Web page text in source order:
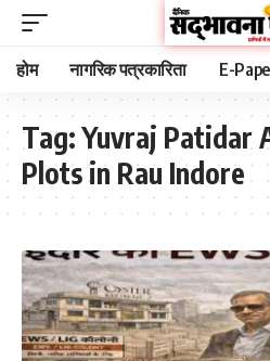
होम नागरिक पत्रकारिता E-
Tag:Yuvraj Patidar
Plots in Rau Indore